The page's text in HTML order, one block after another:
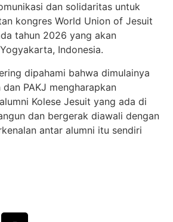
dan solidaritas untuk
kongres World Union of Jesuit
tahun 2026 yang akan
Indonesia.
dipahami bahwa dimulainya
PAKJ mengharapkan
Kolese Jesuit yang ada di
dan bergerak diawali dengan
antar alumni itu sendiri